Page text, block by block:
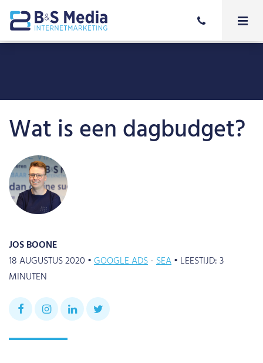
Wat is een dagbudget?
JOS BOONE
18 AUGUSTUS 2020 •GOOGLE ADS SEA• LEESTIJD:3
MINUTEN